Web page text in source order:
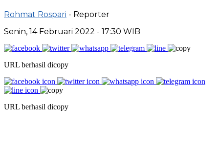
Rohmat Rospari - Reporter
Senin, 14 Februari 2022 - 17:30 WIB
URL berhasil dicopy
URL berhasil dicopy